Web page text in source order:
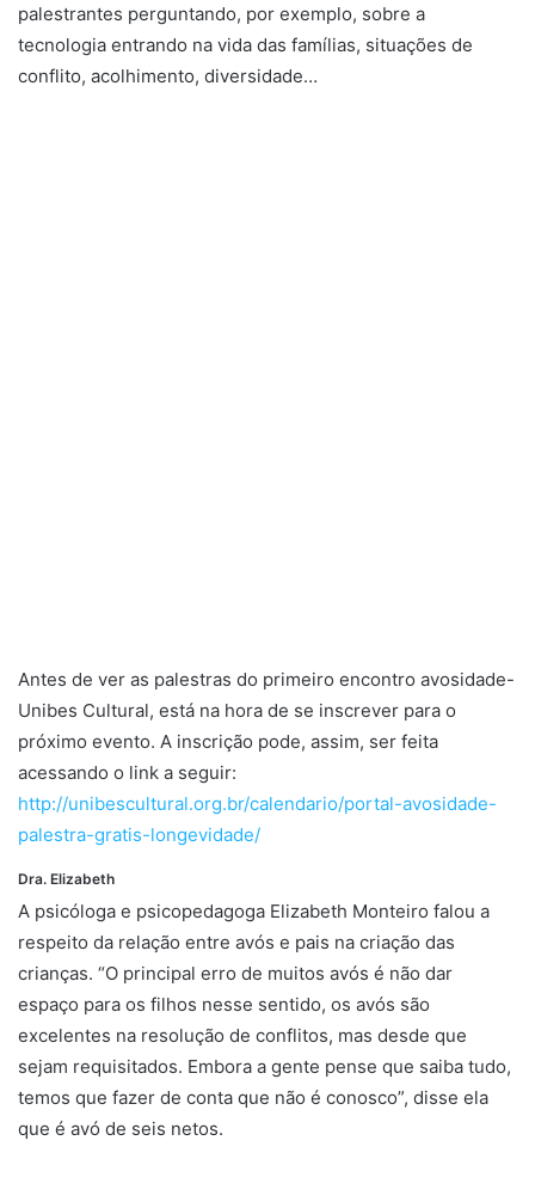
palestrantes perguntando, por exemplo, sobre a
tecnologia entrando na vida das famílias, situações de
conflito, acolhimento, diversidade…
Antes de ver as palestras do primeiro encontro avosidade-
Unibes Cultural, está na hora de se inscrever para o
próximo evento. A inscrição pode, assim, ser feita
acessando o link a seguir:
http://unibescultural.org.br/calendario/portal-avosidade-
palestra-gratis-longevidade/
Dra. Elizabeth
A psicóloga e psicopedagoga Elizabeth Monteiro falou a
respeito da relação entre avós e pais na criação das
crianças. “O principal erro de muitos avós é não dar
espaço para os filhos nesse sentido, os avós são
excelentes na resolução de conflitos, mas desde que
sejam requisitados. Embora a gente pense que saiba tudo,
temos que fazer de conta que não é conosco”, disse ela
que é avó de seis netos.